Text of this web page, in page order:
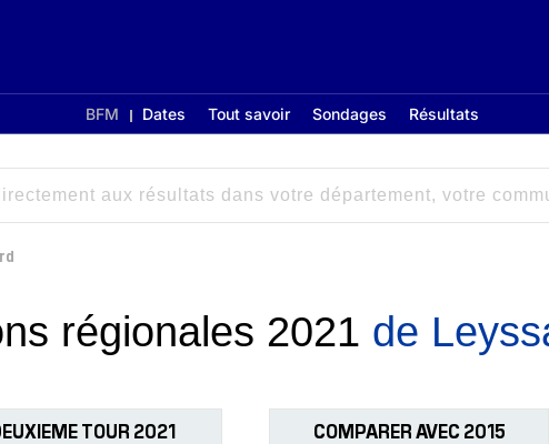
BFM Dates Tout savoir Sondages Résultats
régionales 2021 de
TOUR 2021 COMPARER AVEC 2015